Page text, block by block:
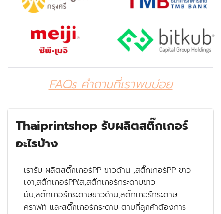
FAQs คำถามที่เราพบบ่อย
Thaiprintshop รับผลิตสติ๊กเกอร์
อะไรบ้าง
เรารับ ผลิตสติ๊กเกอร์PP ขาวด้าน ,สติ๊กเกอร์PP ขาว
เงา,สติ๊กเกอร์PPใส,สติ๊กเกอร์กระดาษขาว
มัน,สติ๊กเกอร์กระดาษขาวด้าน,สติ๊กเกอร์กระดาษ
คราฟท์ และสติ๊กเกอร์กระดาษ ตามที่ลูกค้าต้องการ